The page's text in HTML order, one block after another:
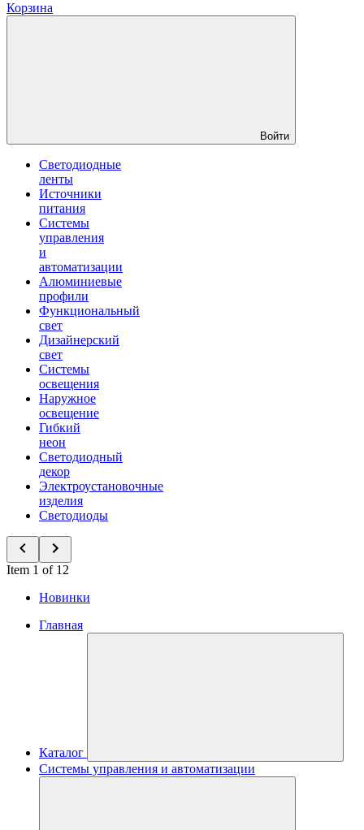
Корзина
Войти
Светодиодные
ленты
Источники
питания
Системы
управления
и
автоматизации
Алюминиевые
профили
Функциональный
свет
Дизайнерский
свет
Системы
освещения
Наружное
освещение
Гибкий
неон
Светодиодный
декор
Электроустановочные
изделия
Светодиоды
Item 1 of 12
Новинки
Главная
Каталог
Системы управления и автоматизации